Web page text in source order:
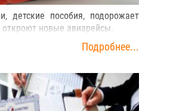
детские пособия, подорожает
откроют новые авиарейсы.
Подробнее...